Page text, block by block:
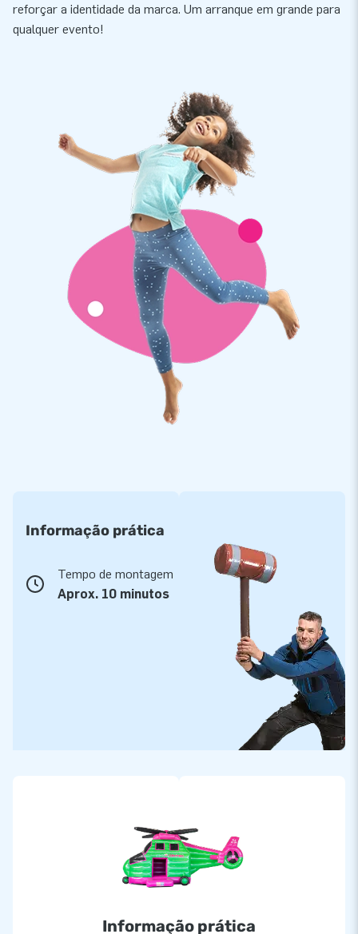
reforçar a identidade da marca. Um arranque em grande para
qualquer evento!
Informação prática
Tempo de montagem
Aprox. 10 minutos
Informação prática